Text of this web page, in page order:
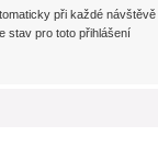
při každé návštěvě
stav pro toto přihlášení